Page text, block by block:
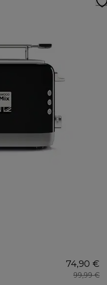
74,90 €
99,99 €